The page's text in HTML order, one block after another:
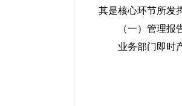
其是核心环节所发
（一）管理
业务部门即时